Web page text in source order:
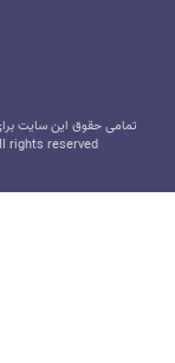
تمامی حقوق این سایت
rights reserved